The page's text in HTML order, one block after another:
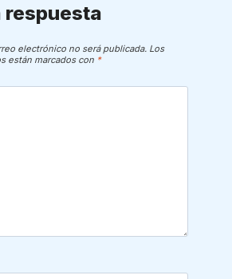
respuesta
electrónico no será publicada. Los
están marcados con *